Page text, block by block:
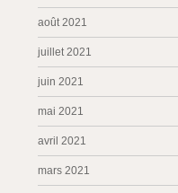
août 2021
juillet 2021
juin 2021
mai 2021
avril 2021
mars 2021